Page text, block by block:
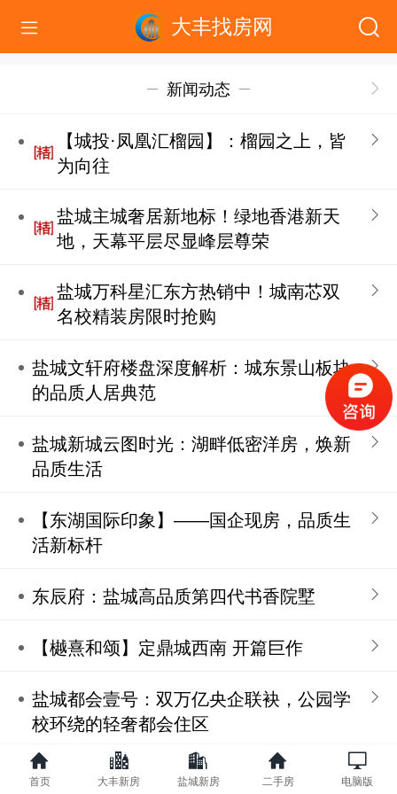
大丰找房网
新闻动态
【城投·凤凰汇榴园】：榴园之上，皆
为向往
盐城主城奢居新地标！绿地香港新天
地，天幕平层尽显峰层尊荣
盐城万科星汇东方热销中！城南芯双
名校精装房限时抢购
盐城文轩府楼盘深度解析：城东景山板块
的品质人居典范
盐城新城云图时光：湖畔低密洋房，焕新
品质生活
【东湖国际印象】——国企现房，品质生
活新标杆
东辰府：盐城高品质第四代书香院墅
【樾熹和颂】定鼎城西南 开篇巨作
盐城都会壹号：双万亿央企联袂，公园学
校环绕的轻奢都会住区
招商·雍华府：中央前沿生活区的奢居典
首页 大丰新房 盐城新房 二手房 电脑版